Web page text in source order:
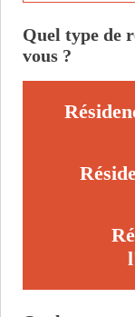
Quel type de
vous ?